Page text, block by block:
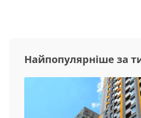
Найпопулярніше за